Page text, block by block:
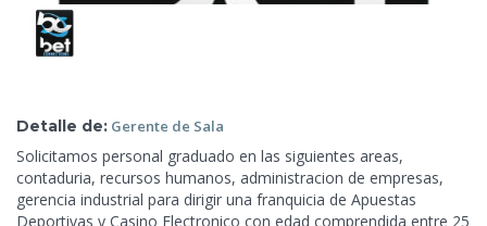
Detalle de: Gerente de Sala
Solicitamos personal graduado en las siguientes areas,
contaduria, recursos humanos, administracion de empresas,
gerencia industrial para dirigir una franquicia de Apuestas
Deportivas y Casino Electronico con edad comprendida entre 25